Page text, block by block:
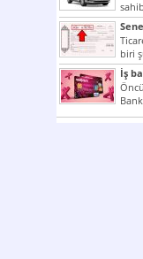
biri
çok
İş